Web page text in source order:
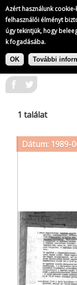
Azért használunk
felhasználói élményt
úgy tekintjük, hogy
k fogadásába.
OK További
Ugrás
Címke:
1 találat
Dátum: 1989-